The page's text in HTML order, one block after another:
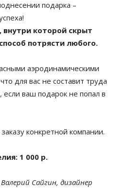
подарка –
внутри которой скрыт
потрясти любого.
аэродинамическими
для вас не составит труда
если ваш подарок не попал в
конкретной компании.
1 000 р.
Сайгин, дизайнер